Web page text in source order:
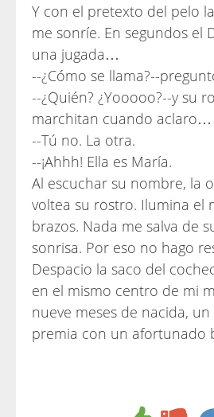
Y con el pretexto del pelo
me sonríe. En segundos el
una jugada…
--¿Cómo se llama?--
--¿Quién? ¿Yooooo?--y su
marchitan cuando aclaro…
--Tú no. La otra.
--¡Ahhh! Ella es María.
Al escuchar su nombre, la
voltea su rostro. Ilumina el
brazos. Nada me salva de
sonrisa. Por eso no hago
Despacio la saco del
en el mismo centro de mi
nueve meses de nacida,
premia con un afortunado